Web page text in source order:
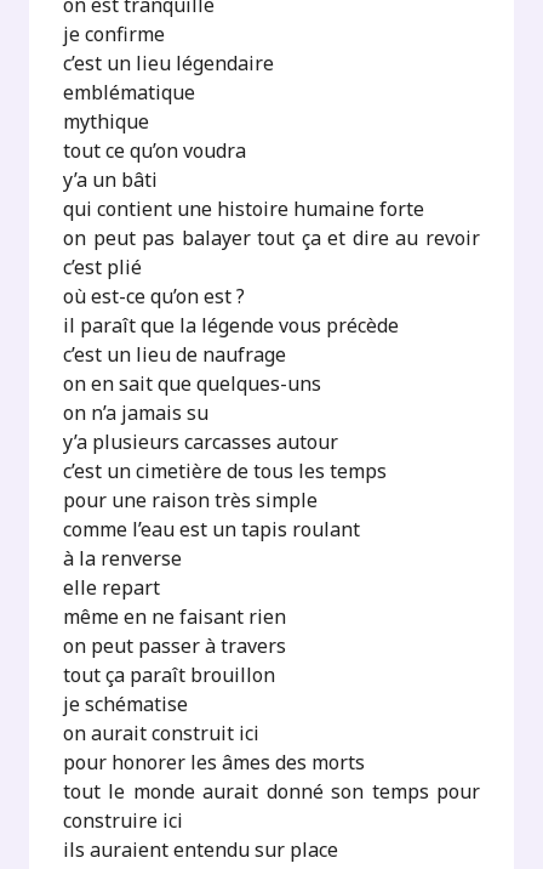
on est tranquille
je confirme
c’est un lieu légendaire
emblématique
mythique
tout ce qu’on voudra
y’a un bâti
qui contient une histoire humaine forte
on peut pas balayer tout ça et dire au revoir
c’est plié
où est-ce qu’on est ?
il paraît que la légende vous précède
c’est un lieu de naufrage
on en sait que quelques-uns
on n’a jamais su
y’a plusieurs carcasses autour
c’est un cimetière de tous les temps
pour une raison très simple
comme l’eau est un tapis roulant
à la renverse
elle repart
même en ne faisant rien
on peut passer à travers
tout ça paraît brouillon
je schématise
on aurait construit ici
pour honorer les âmes des morts
tout le monde aurait donné son temps pour
construire ici
ils auraient entendu sur place